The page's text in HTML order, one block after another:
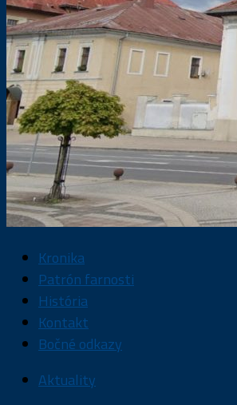
Kronika
Patrón farnosti
História
Kontakt
Bočné odkazy
Aktuality